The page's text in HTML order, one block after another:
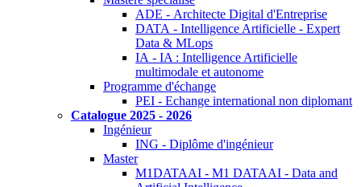
ADE - Architecte Digital d'Entreprise
DATA - Intelligence Artificielle - Expert
Data & MLops
IA - IA : Intelligence Artificielle
multimodale et autonome
Programme d'échange
PEI - Echange international non diplomant
Catalogue 2025 - 2026
Ingénieur
ING - Diplôme d'ingénieur
Master
M1DATAAI - M1 DATAAI - Data and